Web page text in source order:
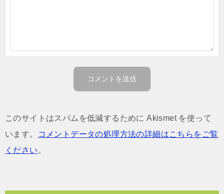
このサイトはスパムを低減するために Akismet を使って
います。
コメントデータの処理方法の詳細はこちらをご覧
ください 。